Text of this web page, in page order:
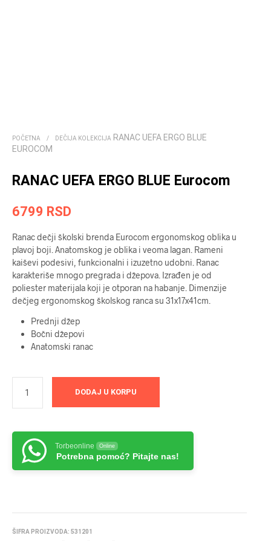
POČETNA / DEČIJA KOLEKCIJA RANAC UEFA ERGO BLUE
EUROCOM
RANAC UEFA ERGO BLUE Eurocom
6799 RSD
Ranac dečji školski brenda Eurocom ergonomskog oblika u
plavoj boji. Anatomskog je oblika i veoma lagan. Rameni
kaiševi podesivi, funkcionalni i izuzetno udobni. Ranac
karakteriše mnogo pregrada i džepova. Izrađen je od
poliester materijala koji je otporan na habanje. Dimenzije
dečjeg ergonomskog školskog ranca su 31x17x41cm.
Prednji džep
Bočni džepovi
Anatomski ranac
DODAJ U KORPU
Torbeonline Online
Potrebna pomoć? Pitajte nas!
ŠIFRA PROIZVODA: 531201